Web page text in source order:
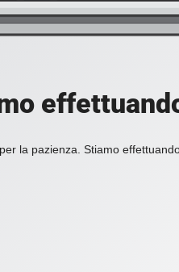
la pazienza. Stiamo